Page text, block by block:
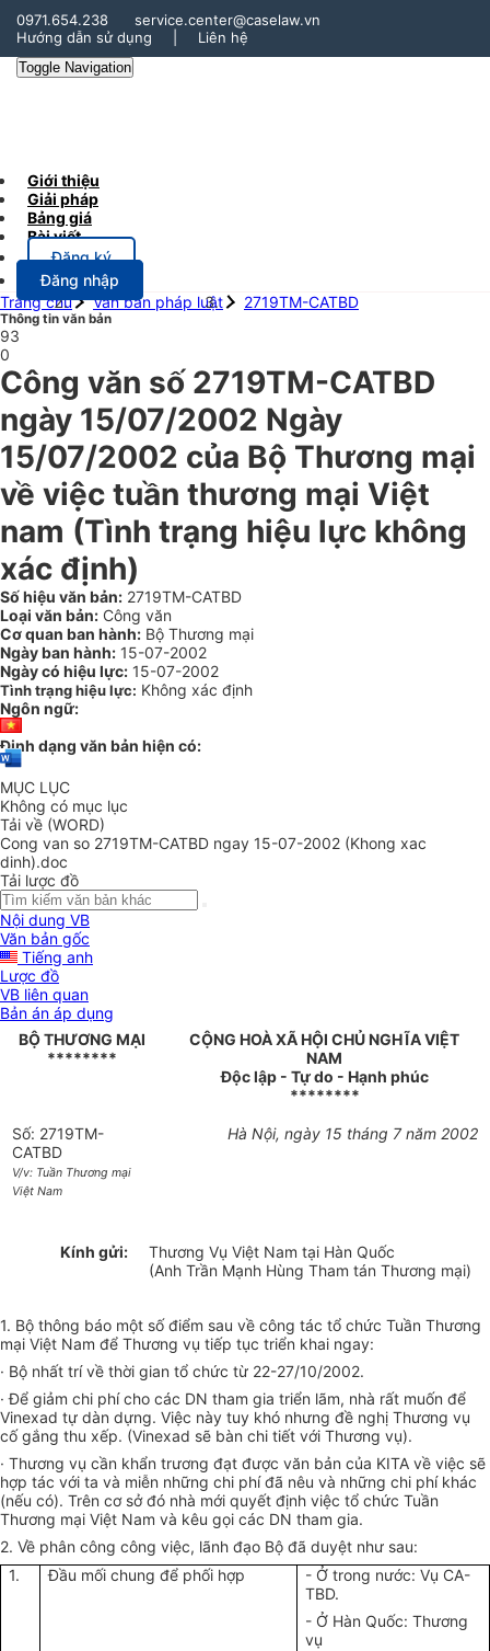
0971.654.238
service.center@caselaw.vn
Hướng dẫn sử dụng
Liên hệ
Toggle Navigation
Giới thiệu
Giải pháp
Bảng giá
Bài viết
Đăng ký
Đăng nhập
Trang chủ
Văn bản pháp luật 2719TM-CATBD
Thông tin văn bản
93
0
Công văn số 2719TM-CATBD
ngày 15/07/2002 Ngày
15/07/2002 của Bộ Thương mại
về việc tuần thương mại Việt
nam (Tình trạng hiệu lực không
xác định)
Số hiệu văn bản: 2719TM-CATBD
Loại văn bản: Công văn
Cơ quan ban hành: Bộ Thương mại
Ngày ban hành: 15-07-2002
Ngày có hiệu lực: 15-07-2002
Tình trạng hiệu lực: Không xác định
Ngôn ngữ:
Định dạng văn bản hiện có:
MỤC LỤC
Không có mục lục
Tải về (WORD)
Cong van so 2719TM-CATBD ngay 15-07-2002 (Khong xac
dinh).doc
Tải lược đồ
Nội dung VB
Văn bản gốc
Tiếng anh
Lược đồ
VB liên quan
Bản án áp dụng
BỘ THƯƠNG MẠI
********
CỘNG HOÀ XÃ HỘI CHỦ NGHĨA VIỆT
NAM
Độc lập - Tự do - Hạnh phúc
********
Số: 2719TM-
CATBD
V/v: Tuần Thương mại
Việt Nam
Hà Nội, ngày 15 tháng 7 năm 2002
Kính gửi:
Thương Vụ Việt Nam tại Hàn Quốc
(Anh Trần Mạnh Hùng Tham tán Thương mại)
1. Bộ thông báo một số điểm sau về công tác tổ chức Tuần Thương
mại Việt Nam để Thương vụ tiếp tục triển khai ngay:
· Bộ nhất trí về thời gian tổ chức từ 22-27/10/2002.
· Để giảm chi phí cho các DN tham gia triển lãm, nhà rất muốn để
Vinexad tự dàn dựng. Việc này tuy khó nhưng đề nghị Thương vụ
cố gắng thu xếp. (Vinexad sẽ bàn chi tiết với Thương vụ).
· Thương vụ cần khẩn trương đạt được văn bản của KITA về việc sẽ
hợp tác với ta và miễn những chi phí đã nêu và những chi phí khác
(nếu có). Trên cơ sở đó nhà mới quyết định việc tổ chức Tuần
Thương mại Việt Nam và kêu gọi các DN tham gia.
2. Về phân công công việc, lãnh đạo Bộ đã duyệt như sau:
1.
Đầu mối chung để phối hợp
- Ở trong nước: Vụ CA-
TBD.
- Ở Hàn Quốc: Thương
vụ